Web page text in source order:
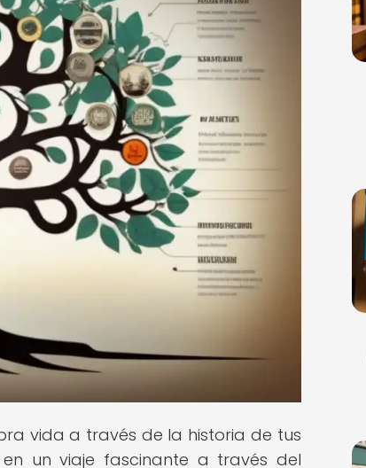
vida a través de la historia de tus
un viaje fascinante a través del